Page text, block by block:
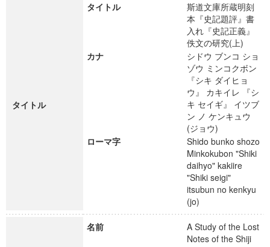
タイトル
タイトル
斯道文庫所蔵明刻
本『史記題評』書
入れ『史記正義』
佚文の研究(上)
カナ
シドウ ブンコ ショ
ゾウ ミンコクボン
『シキ ダイヒョ
ウ』 カキイレ 『シ
キ セイギ』 イツブ
ン ノ ケンキュウ
(ジョウ)
ローマ字
Shido bunko shozo
Minkokubon "Shiki
daihyo" kakiire
"Shiki seigi"
itsubun no kenkyu
(jo)
名前
A Study of the Lost
Notes of the Shiji